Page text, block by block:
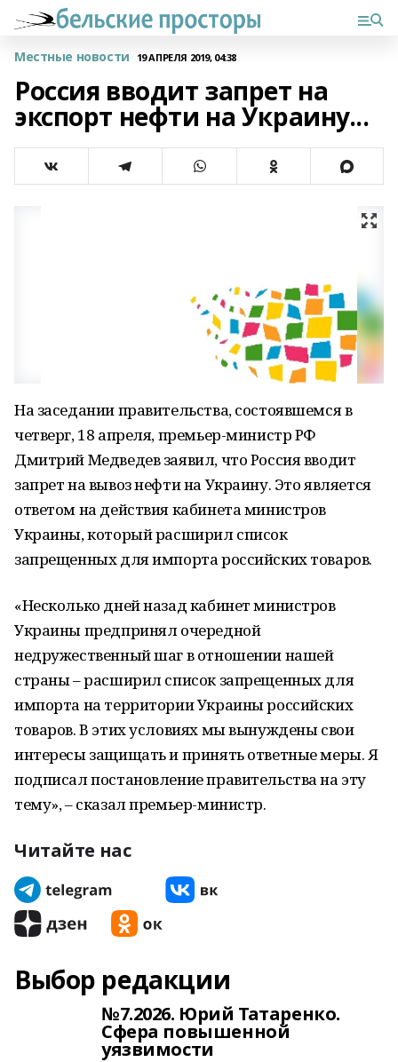
Местные новости 19 АПРЕЛЯ 2019, 04:38
Россия вводит запрет на
экспорт нефти на Украину...
На заседании правительства, состоявшемся в
четверг, 18 апреля, премьер-министр РФ
Дмитрий Медведев заявил, что Россия вводит
запрет на вывоз нефти на Украину. Это является
ответом на действия кабинета министров
Украины, который расширил список
запрещенных для импорта российских товаров.
«Несколько дней назад кабинет министров
Украины предпринял очередной
недружественный шаг в отношении нашей
страны – расширил список запрещенных для
импорта на территории Украины российских
товаров. В этих условиях мы вынуждены свои
интересы защищать и принять ответные меры. Я
подписал постановление правительства на эту
тему», – сказал премьер-министр.
Читайте нас
Выбор редакции
№7.2026. Юрий Татаренко.
Сфера повышенной
уязвимости